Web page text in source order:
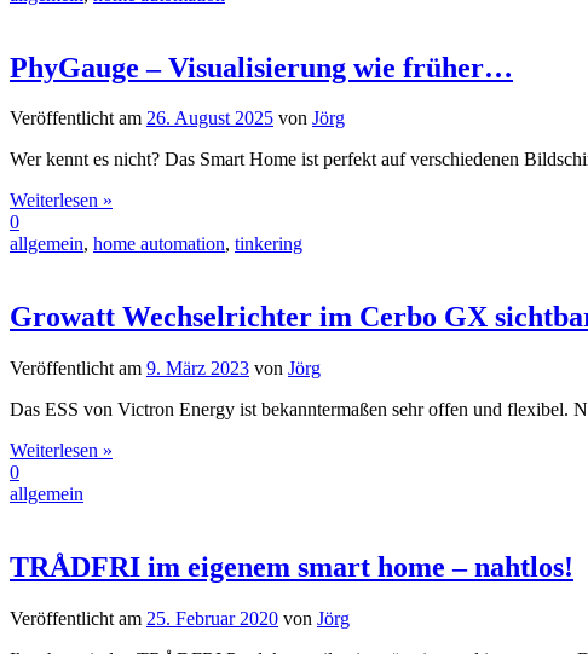
PhyGauge – Visualisierung wie früher…
Veröffentlicht am 26. August 2025 von Jörg
Wer kennt es nicht? Das Smart Home ist perfekt auf verschiedenen
Weiterlesen »
0
allgemein, home automation, tinkering
Growatt Wechselrichter im Cerbo GX
Veröffentlicht am 9. März 2023 von Jörg
Das ESS von Victron Energy ist bekanntermaßen sehr offen und
Weiterlesen »
0
allgemein
TRÅDFRI im eigenem smart home – nahtlos!
Veröffentlicht am 25. Februar 2020 von Jörg